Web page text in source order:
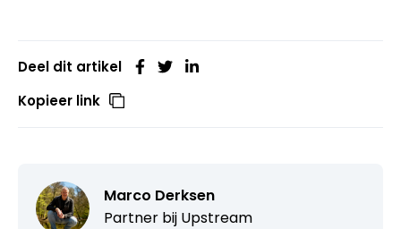
Deel dit artikel
Kopieer link
Marco Derksen
Partner bij Upstream